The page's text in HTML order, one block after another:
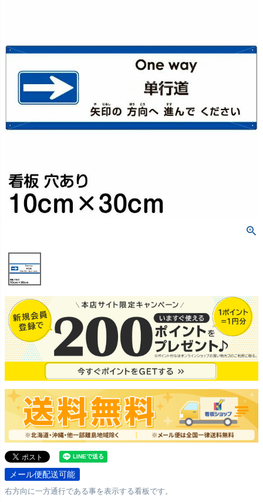
メール便配送可能
右方向に一方通行である事を表示する看板です。